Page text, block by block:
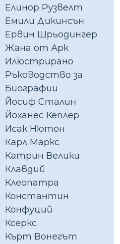
Елинор Рузвелт
Емили Дикинсън
Ервин Шрьодингер
Жана от Арк
Илюстрирано
Ръководство за
Биографии
Йосиф Сталин
Йоханес Кеплер
Исак Нютон
Карл Маркс
Катрин Велики
Клавдий
Клеопатра
Константин
Конфуций
Ксеркс
Кърт Вонегът